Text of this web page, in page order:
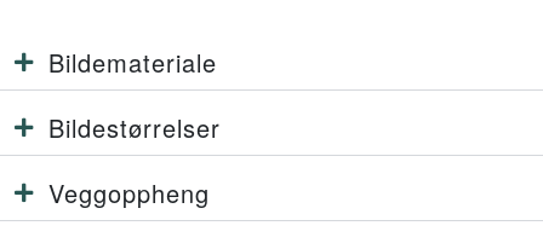
Bildemateriale
Bildestørrelser
Veggoppheng